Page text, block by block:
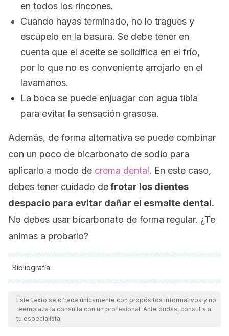
en todos los rincones.
Cuando hayas terminado, no lo tragues y
escúpelo en la basura. Se debe tener en
cuenta que el aceite se solidifica en el frío,
por lo que no es conveniente arrojarlo en el
lavamanos.
La boca se puede enjuagar con agua tibia
para evitar la sensación grasosa.
Además, de forma alternativa se puede combinar
con un poco de bicarbonato de sodio para
aplicarlo a modo de crema dental. En este caso,
debes tener cuidado defrotar los dientes
despacio para evitar dañar el esmalte dental.
No debes usar bicarbonato de forma regular. ¿Te
animas a probarlo?
Bibliografía
Todas las fuentes citadas fueron revisadas a profundidad por
nuestro equipo, para asegurar su calidad, confiabilidad,
vigencia y validez.La bibliografía de este artículo fue
Este texto se ofrece únicamente con propósitos informativos y no
reemplaza la consulta con un profesional. Ante dudas, consulta a
tu especialista.